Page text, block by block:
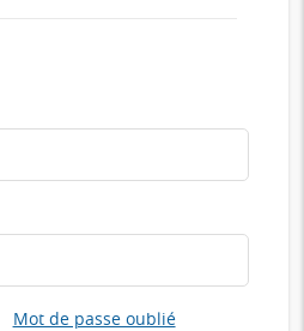
Mot de passe oublié